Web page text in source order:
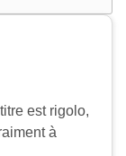
est rigolo,
à